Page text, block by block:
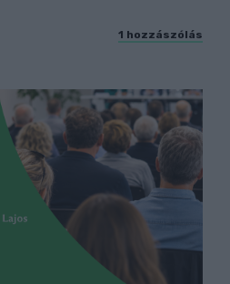
1 hozzászólás